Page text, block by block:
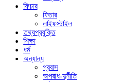
ফিচার
ফিচার
লাইফস্টাইল
তথ্যপ্রযুক্তি
শিক্ষা
ধর্ম
অন্যান্য
প্রবাস
অপরাধ-দুর্নীতি